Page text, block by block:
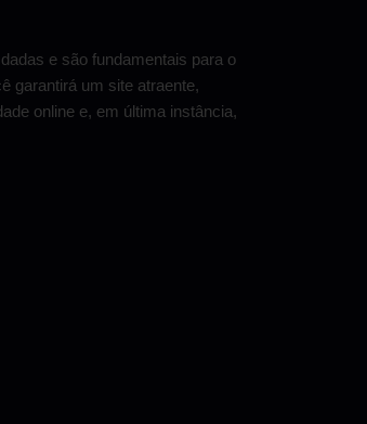
e são fundamentais para o
garantirá um site atraente,
online e, em última instância,